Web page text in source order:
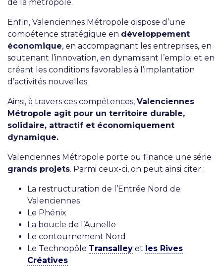
de la métropole.
Enfin, Valenciennes Métropole dispose d’une
compétence stratégique en développement
économique, en accompagnant les entreprises, en
soutenant l’innovation, en dynamisant l’emploi et en
créant les conditions favorables à l’implantation
d’activités nouvelles.
Ainsi, à travers ces compétences, Valenciennes
Métropole agit pour un territoire durable,
solidaire, attractif et économiquement
dynamique.
Valenciennes Métropole porte ou finance une série
grands projets. Parmi ceux-ci, on peut ainsi citer :
La restructuration de l’Entrée Nord de
Valenciennes
Le Phénix
La boucle de l’Aunelle
Le contournement Nord
Le Technopôle Transalley et les Rives
Créatives